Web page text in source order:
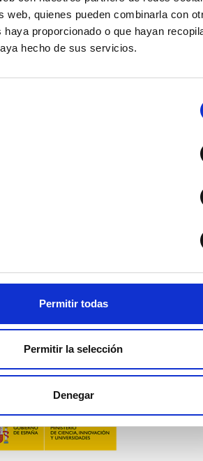
web, quienes pueden combinarla con
haya proporcionado o que hayan
hecho de sus servicios.
Permitir todas
Permitir la selección
Denegar
(tecnología WDM)
Conexión a los telescopios a
través de fibra óptica a
1Gbbps y 100Mbps según
Garajes
Cuarto de Máquinas
Taller de Soldadura